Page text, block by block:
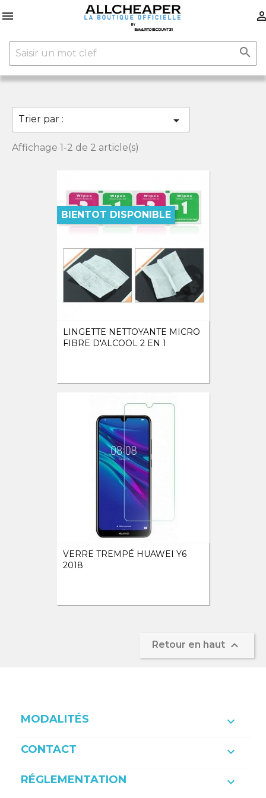


Trier par : 
Affichage 1-2 de 2 article(s)
LINGETTE NETTOYANTE MICRO
FIBRE D'ALCOOL 2 EN 1
BIENTOT DISPONIBLE
VERRE TREMPÉ HUAWEI Y6
2018
Retour en haut 
MODALITÉS 
CONTACT 
RÉGLEMENTATION 